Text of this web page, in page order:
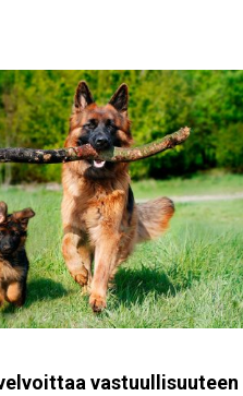
vastuullisuuteen